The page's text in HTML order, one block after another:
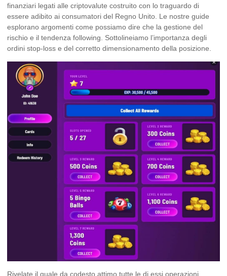
finanziari legati alle criptovalute costruito con lo traguardo di
essere adibito ai consumatori del Regno Unito. Le nostre guide
esplorano argomenti come possiamo dire che la gestione del
rischio e il tendenza following. Sottolineiamo l’importanza degli
ordini stop-loss e del corretto dimensionamento della posizione.
Rivelate il quale da codesto attimo tutte le di essi operazioni